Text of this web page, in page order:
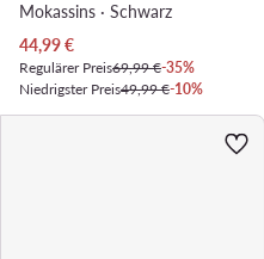
Mokassins · Schwarz
Aktueller Preis
44,99€
Regulärer Preis69,99 €-35%
Niedrigster Preis49,99 €-10%